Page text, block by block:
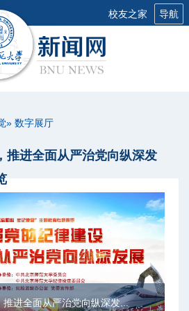
校友之家 导航
» 数字展厅
推进全面从严治党向纵深发
推进全面从严治党向纵深发...